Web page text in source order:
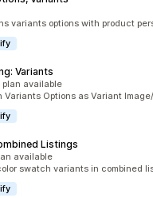
variants options with product
Variants
plan available
Variants Options as Variant
Listings
available
swatch variants in combined